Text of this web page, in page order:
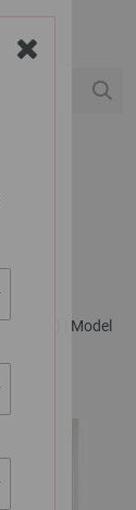
(NL) | Model